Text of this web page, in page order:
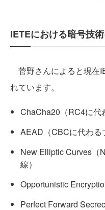
IETEにおける暗号技
菅野さんによると現在
れています。
ChaCha20（RC4に代
AEAD（CBCに代わる
New Elliptic Curves（
線）
Opportunistic
Perfect Forward